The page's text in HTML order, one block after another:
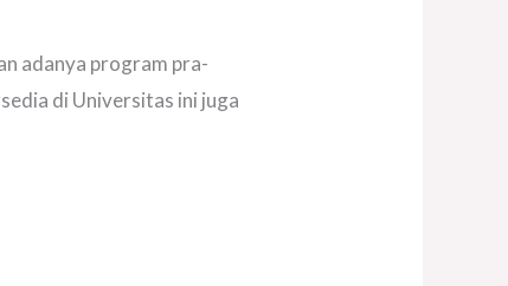
adanya program pra-
di Universitas ini juga